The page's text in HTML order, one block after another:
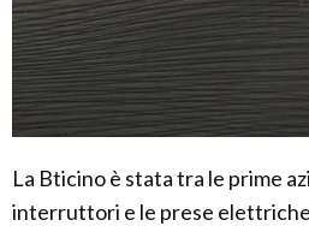
La Bticino è stata tra le prime
interruttori e le prese